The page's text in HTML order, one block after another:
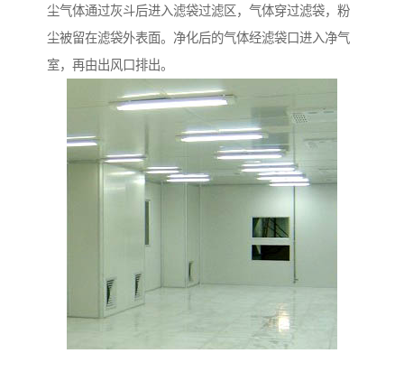
尘气体通过灰斗后进入滤袋过滤区，气体穿过滤袋，粉
尘被留在滤袋外表面。净化后的气体经滤袋口进入净气
室，再由出风口排出。